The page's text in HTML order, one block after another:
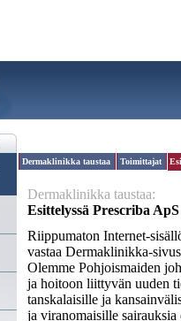
Dermaklinikka taustaa Toimittajat
Dermaklinikka taustaa:
Esittelyssä Prescriba ApS
Riippumaton Internet-
vastaa Dermaklinikka-
Olemme Pohjoismaiden
ja hoitoon liittyvän uuden
tanskalaisille ja
ja viranomaisille sairauksia